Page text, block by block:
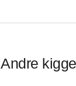
Andre